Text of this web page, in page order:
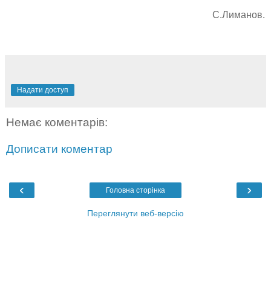
С.Лиманов.
Надати доступ
Немає коментарів:
Дописати коментар
‹ ›
Головна сторінка
Переглянути веб-версію